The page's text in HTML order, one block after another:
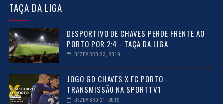
TAÇA DA LIGA
DESPORTIVO DE CHAVES PERDE FRENTE AO
PORTO POR 2:4 - TAÇA DA LIGA
DEZEMBRO 23, 2019
JOGO GD CHAVES X FC PORTO -
TRANSMISSÃO NA SPORTTV1
DEZEMBRO 21, 2019